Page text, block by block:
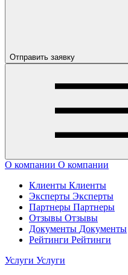
Отправить заявку
О компании О компании
Клиенты Клиенты
Эксперты Эксперты
Партнеры Партнеры
Отзывы Отзывы
Документы Документы
Рейтинги Рейтинги
Услуги Услуги